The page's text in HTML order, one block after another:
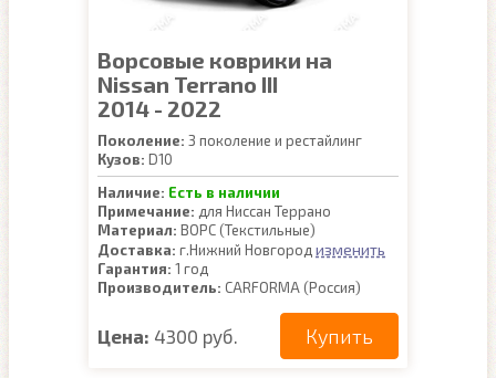
Ворсовые коврики на
Nissan Terrano III
2014 - 2022
Поколение: 3 поколение и рестайлинг
Кузов: D10
Наличие: Есть в наличии
Примечание: для Ниссан Террано
Материал: ВОРС (Текстильные)
Доставка: г.Нижний Новгород изменить
Гарантия: 1 год
Производитель: CARFORMA (Россия)
Цена: 4300 руб. Купить